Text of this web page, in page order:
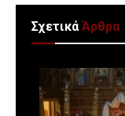
ΣχετικάΆρθρα